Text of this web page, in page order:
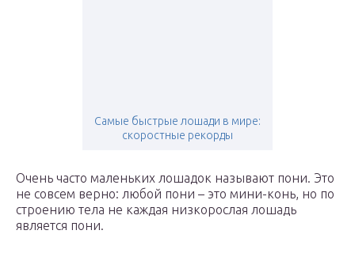
Самые быстрые лошади в мире:
скоростные рекорды
Очень часто маленьких лошадок называют пони. Это
не совсем верно: любой пони – это мини-конь, но по
строению тела не каждая низкорослая лошадь
является пони.